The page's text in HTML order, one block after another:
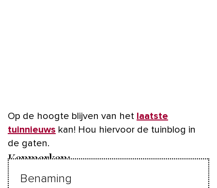
Op de hoogte blijven van het laatste
tuinnieuws kan! Hou hiervoor de tuinblog in
de gaten.
Kenmerken:
Benaming